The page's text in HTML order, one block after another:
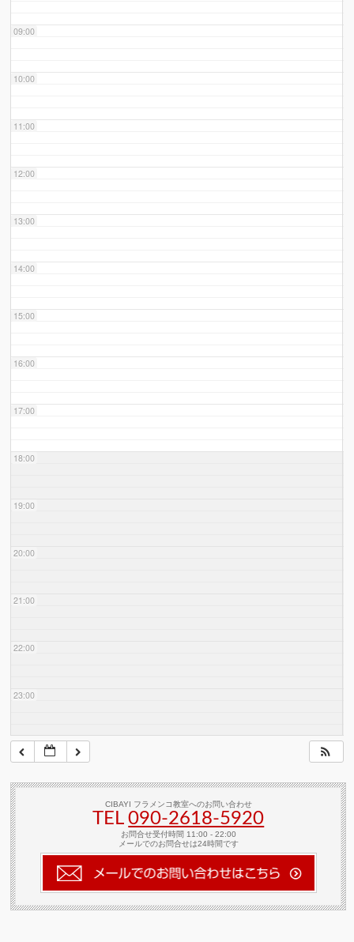
09:00
10:00
11:00
12:00
13:00
14:00
15:00
16:00
17:00
18:00
19:00
20:00
21:00
22:00
23:00
CIBAYI フラメンコ教室へのお問い合わせ
TEL090-2618‐5920
お問合せ受付時間 11:00 - 22:00
メールでのお問合せは24時間です